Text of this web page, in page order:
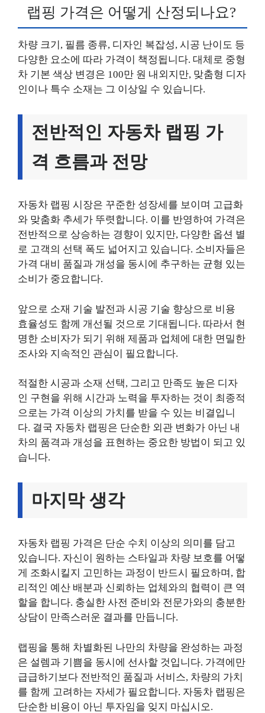
랩핑 가격은 어떻게 산정되나요?
차량 크기, 필름 종류, 디자인 복잡성, 시공 난이도 등
다양한 요소에 따라 가격이 책정됩니다. 대체로 중형
차 기본 색상 변경은 100만 원 내외지만, 맞춤형 디자
인이나 특수 소재는 그 이상일 수 있습니다.
전반적인 자동차 랩핑 가
격 흐름과 전망
자동차 랩핑 시장은 꾸준한 성장세를 보이며 고급화
와 맞춤화 추세가 뚜렷합니다. 이를 반영하여 가격은
전반적으로 상승하는 경향이 있지만, 다양한 옵션 별
로 고객의 선택 폭도 넓어지고 있습니다. 소비자들은
가격 대비 품질과 개성을 동시에 추구하는 균형 있는
소비가 중요합니다.
앞으로 소재 기술 발전과 시공 기술 향상으로 비용
효율성도 함께 개선될 것으로 기대됩니다. 따라서 현
명한 소비자가 되기 위해 제품과 업체에 대한 면밀한
조사와 지속적인 관심이 필요합니다.
적절한 시공과 소재 선택, 그리고 만족도 높은 디자
인 구현을 위해 시간과 노력을 투자하는 것이 최종적
으로는 가격 이상의 가치를 받을 수 있는 비결입니
다. 결국 자동차 랩핑은 단순한 외관 변화가 아닌 내
차의 품격과 개성을 표현하는 중요한 방법이 되고 있
습니다.
마지막 생각
자동차 랩핑 가격은 단순 수치 이상의 의미를 담고
있습니다. 자신이 원하는 스타일과 차량 보호를 어떻
게 조화시킬지 고민하는 과정이 반드시 필요하며, 합
리적인 예산 배분과 신뢰하는 업체와의 협력이 큰 역
할을 합니다. 충실한 사전 준비와 전문가와의 충분한
상담이 만족스러운 결과를 만듭니다.
랩핑을 통해 차별화된 나만의 차량을 완성하는 과정
은 설렘과 기쁨을 동시에 선사할 것입니다. 가격에만
급급하기보다 전반적인 품질과 서비스, 차량의 가치
를 함께 고려하는 자세가 필요합니다. 자동차 랩핑은
단순한 비용이 아닌 투자임을 잊지 마십시오.